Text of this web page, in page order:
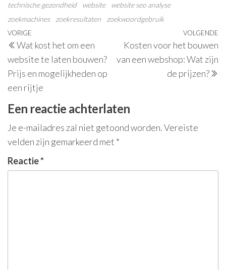
technische gezondheid
website
website seo analyse
zoekmachines
zoekresultaten zoekwoordgebruik
Berichtnavigatie
Vorig
bericht
VORIGE
Wat kost het om een
website te laten bouwen?
Prijs en mogelijkheden op
een rijtje
VOLGENDE
Kosten voor het bouwen
van een webshop: Wat zijn
de prijzen?
Een reactie achterlaten
Je e-mailadres zal niet getoond worden.Vereiste
velden zijn gemarkeerd met *
Reactie*